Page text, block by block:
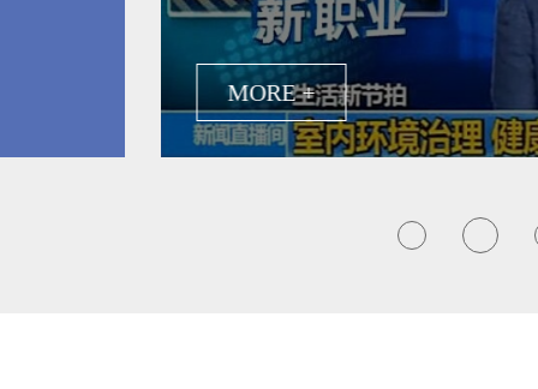
MORE +